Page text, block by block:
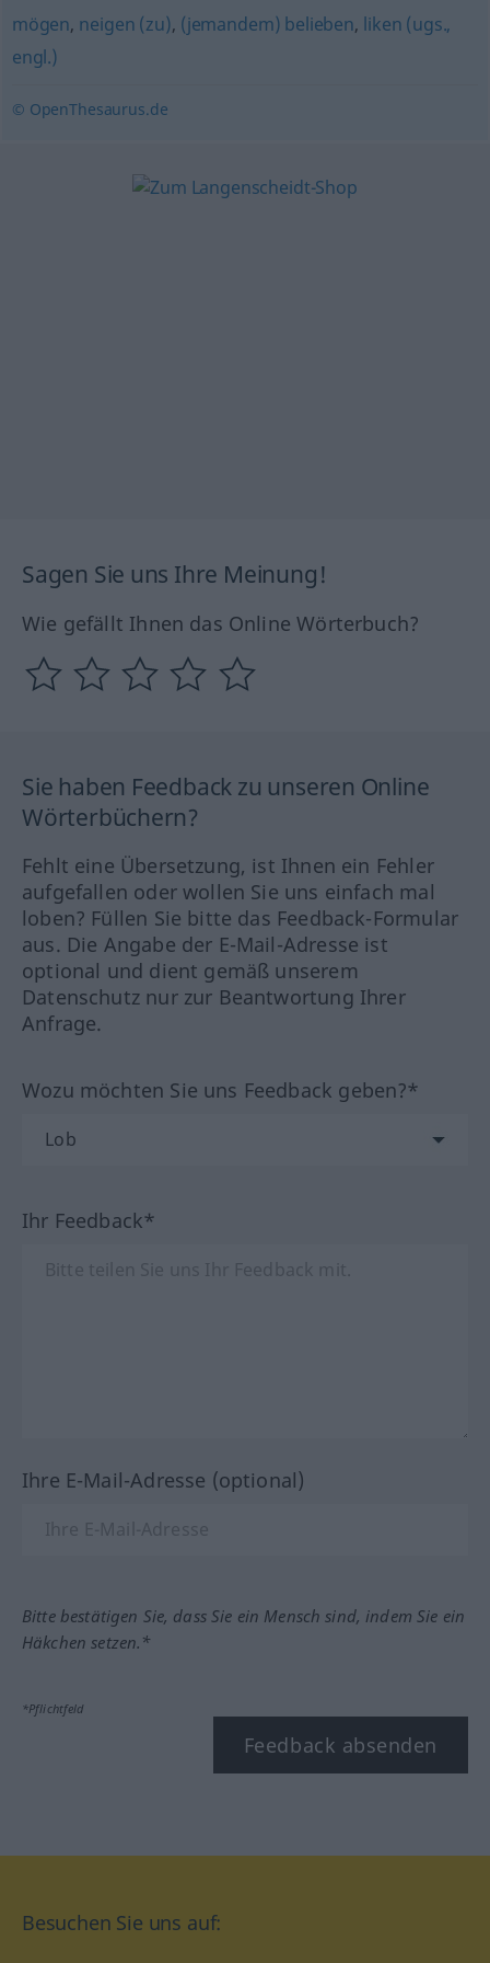
mögen, neigen (zu), (jemandem) belieben, liken (ugs.,
engl.)
© OpenThesaurus.de
Sagen Sie uns Ihre Meinung!
Wie gefällt Ihnen das Online Wörterbuch?
Sie haben Feedback zu unseren Online
Wörterbüchern?
Fehlt eine Übersetzung, ist Ihnen ein Fehler
aufgefallen oder wollen Sie uns einfach mal
loben? Füllen Sie bitte das Feedback-Formular
aus. Die Angabe der E-Mail-Adresse ist
optional und dient gemäß unserem
Datenschutz nur zur Beantwortung Ihrer
Anfrage.
Wozu möchten Sie uns Feedback geben?*
Ihr Feedback*
Ihre E-Mail-Adresse (optional)
Bitte bestätigen Sie, dass Sie ein Mensch sind, indem Sie ein
Häkchen setzen.*
*Pflichtfeld
Feedback absenden
Besuchen Sie uns auf: